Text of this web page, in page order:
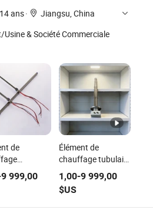
14 ans·
Jiangsu, China
& Société Commerciale
de
0 5-20kw
fiable
à 415V
9 999,00
Élément de
chauffage tubulaire
électrique 0 5-20kw
avec une réponse
thermique
supérieure
1,00-9 999,00
$US